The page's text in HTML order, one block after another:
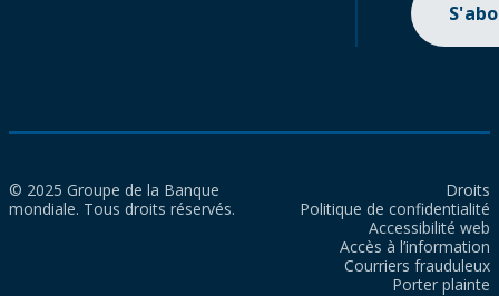
© 2025 Groupe de la Banque
mondiale. Tous droits réservés.
Droits
Politique de confidentialité
Accessibilité web
Accès à l’information
Courriers frauduleux
Porter plainte